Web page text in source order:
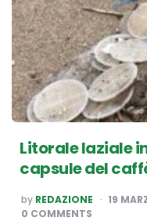
Litorale laziale
capsule del
POSTED
BY
by REDAZIONE 19
0 COMMENTS